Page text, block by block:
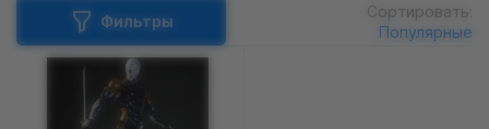
Фильтры
Сортировать:
Популярные